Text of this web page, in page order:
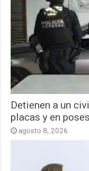
Detienen a un
placas y en
agosto 8, 2026